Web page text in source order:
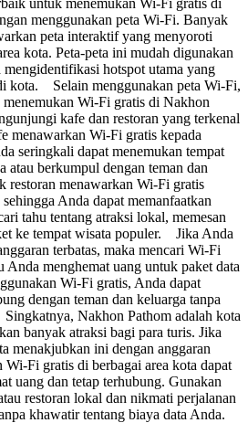
untuk menemukan Wi-Fi gratis di
menggunakan peta Wi-Fi. Banyak
peta interaktif yang menyoroti
kota. Peta-peta ini mudah digunakan
hotspot utama yang
kota. Selain menggunakan peta Wi-Fi,
Wi-Fi gratis di Nakhon
kafe dan restoran yang terkenal
menawarkan Wi-Fi gratis kepada
seringkali dapat menemukan tempat
atau berkumpul dengan teman dan
restoran menawarkan Wi-Fi gratis
Anda dapat memanfaatkan
tahu tentang atraksi lokal, memesan
ke tempat wisata populer. Jika Anda
terbatas, maka mencari Wi-Fi
Anda menghemat uang untuk paket data
Wi-Fi gratis, Anda dapat
dengan teman dan keluarga tanpa
Nakhon Pathom adalah kota
banyak atraksi bagi para turis. Jika
menakjubkan ini dengan anggaran
Wi-Fi gratis di berbagai area kota dapat
uang dan tetap terhubung. Gunakan
restoran lokal dan nikmati perjalanan
khawatir tentang biaya data Anda.